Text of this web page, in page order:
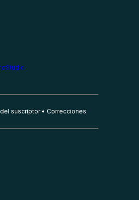
suscriptor Correcciones